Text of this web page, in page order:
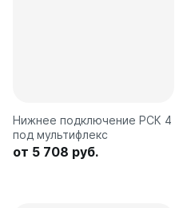
Нижнее подключение РСК 4
под мультифлекс
от 5 708 руб.